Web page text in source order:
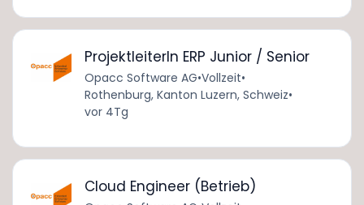
ProjektleiterIn ERP Junior / Senior
Opacc Software AG•Vollzeit•
Rothenburg, Kanton Luzern, Schweiz•
vor 4Tg
Cloud Engineer (Betrieb)